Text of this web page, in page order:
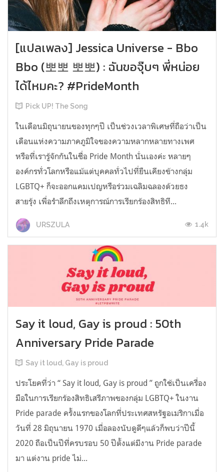
[แปลเพลง] Jessica Universe - Bbo
Bbo (뽀뽀 뽀뽀) : ฉันขอจุ๊บๆ พี่หน่อย
ได้ไหมคะ? #PrideMonth
Pick UP! The Song
ในเดือนมิถุนายนของทุกๆปี เป็นช่วงเวลาพิเศษที่ถือว่าเป็น
เดือนแห่งความภาคภูมิใจของความหลากหลายทางเพศ
หรือที่เรารู้จักกันในชื่อ Pride Month นั่นเองค่ะ หลายๆ
องค์กรทั่วโลกหรือแม้แต่บุคคลทั่วไปที่ยืนเคียงข้างกลุ่ม
LGBTQ+ ก็จะออกแคมเปญหรือร่วมเฉลิมฉลองด้วยธง
สายรุ้ง เพื่อรำลึกถึงเหตุการณ์การเรียกร้องสิทธิที...
URSZULA 1.4k
Say it loud, Gay is proud : 50th
Anniversary Pride Parade
Say it loud, Gay is proud
ประโยคที่ว่า “ Say it loud, Gay is proud ” ถูกใช้เป็นเครื่อง
มือในการเรียกร้องสิทธิเสรีภาพของกลุ่ม LGBTQ+ ในงาน
Pride parade ครั้งแรกของโลกที่ประเทศสหรัฐอเมริกาเมื่อ
วันที่ 28 มิถุนายน 1970 เมื่อลองนับดูดีๆแล้วก็พบว่าปีนี้
2020 ถือเป็นปีที่ครบรอบ 50 ปีตั้งแต่มีงาน Pride parade
มา แต่งาน pride ไม่...